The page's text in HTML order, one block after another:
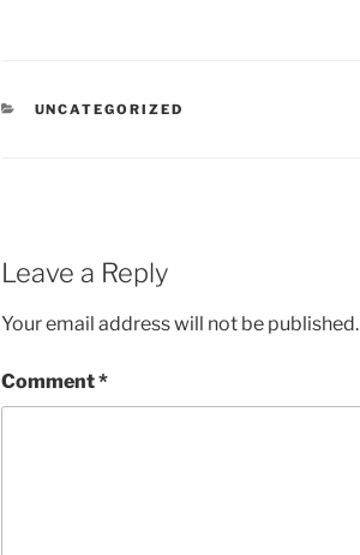
CATEGORIES
UNCATEGORIZED
Leave a Reply
Your email address will not be published.
Comment*